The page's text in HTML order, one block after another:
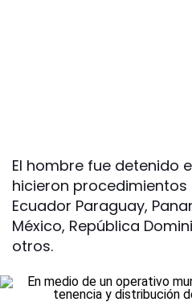
El hombre fue detenido
hicieron procedimientos
Ecuador Paraguay,
México, República
otros.